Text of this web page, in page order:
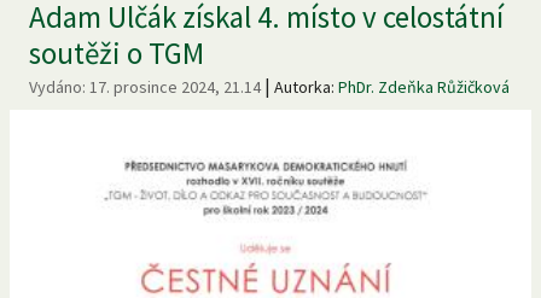
Adam Ulčák získal 4. místo v celostátní
soutěži o TGM
Vydáno: 17. prosince 2024, 21.14| Autorka: PhDr. Zdeňka Růžičková